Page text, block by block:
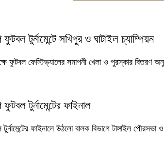
ফুটবল টুর্নামেন্টে সখিপুর ও ঘাটাইল চ্যাম্পিয়ন
ফুটবল ফেস্টিভ্যালের সমাপনী খেলা ও পুরস্কার বিতরণ
ফুটবল টুর্নামেন্টের ফাইনাল
টুর্নামেন্টের ফাইনালে উঠলো বালক বিভাগে টাঙ্গাইল